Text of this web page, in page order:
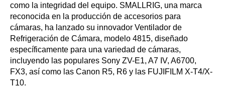
como la integridad del equipo. SMALLRIG, una marca
reconocida en la producción de accesorios para
cámaras, ha lanzado su innovador Ventilador de
Refrigeración de Cámara, modelo 4815, diseñado
específicamente para una variedad de cámaras,
incluyendo las populares Sony ZV-E1, A7 IV, A6700,
FX3, así como las Canon R5, R6 y las FUJIFILM X-T4/X-
T10.